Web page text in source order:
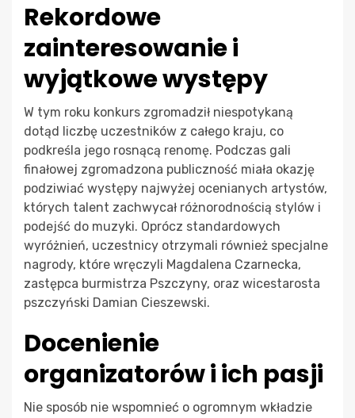
Rekordowe
zainteresowanie i
wyjątkowe występy
W tym roku konkurs zgromadził niespotykaną
dotąd liczbę uczestników z całego kraju, co
podkreśla jego rosnącą renomę. Podczas gali
finałowej zgromadzona publiczność miała okazję
podziwiać występy najwyżej ocenianych artystów,
których talent zachwycał różnorodnością stylów i
podejść do muzyki. Oprócz standardowych
wyróżnień, uczestnicy otrzymali również specjalne
nagrody, które wręczyli Magdalena Czarnecka,
zastępca burmistrza Pszczyny, oraz wicestarosta
pszczyński Damian Cieszewski.
Docenienie
organizatorów i ich pasji
Nie sposób nie wspomnieć o ogromnym wkładzie